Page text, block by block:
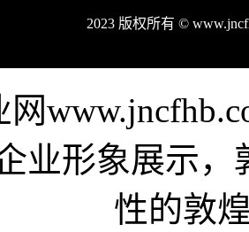
2023 版权所有 ©
网
业形象展示
性的敦